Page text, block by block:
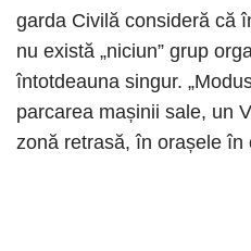
garda Civilă consideră că
nu există „niciun” grup
întotdeauna singur.
parcarea mașinii sale, un
zonă retrasă, în orașele în